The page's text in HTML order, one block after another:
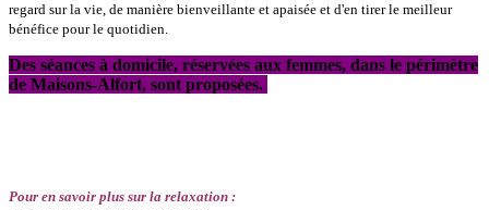
regard sur la vie, de manière bienveillante et apaisée et d'en tirer le meilleur
bénéfice pour le quotidien.
Des séances à domicile, réservées aux femmes, dans le périmètre
de Maisons-Alfort, sont proposées.
Pour en savoir plus sur la relaxation :